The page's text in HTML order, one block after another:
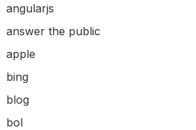
angularjs
answer the public
apple
bing
blog
bol